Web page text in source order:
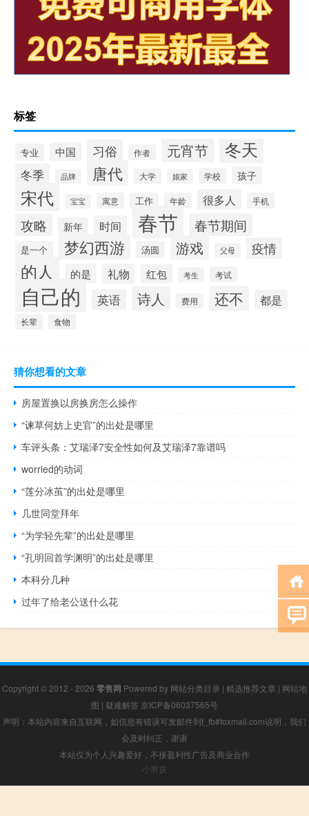
标签
专业 中国 习俗 作者 元宵节 冬天
冬季 品牌 唐代 大学 娘家 学校 孩子
宋代 宝宝 寓意 工作 年龄 很多人 手机
攻略 新年 时间 春节 春节期间
是一个 梦幻西游 汤圆 游戏 父母 疫情
的人 的是 礼物 红包 考生 考试
自己的 英语 诗人 费用 还不 都是
长辈 食物
猜你想看的文章
房屋置换以房换房怎么操作
“谏草何妨上史官”的出处是哪里
车评头条：艾瑞泽7安全性如何及艾瑞泽7靠谱吗
worried的动词
“莲分冰茧”的出处是哪里
几世同堂拜年
“为学轻先辈”的出处是哪里
“孔明回首学渊明”的出处是哪里
本科分几种
过年了给老公送什么花
Copyright © 2012 - 2026 零售网 Powered by 网站分类目录 | 精选推荐文章 | 网站地
图 | 疑难解答 京ICP备06037565号
声明：本站内容来自互联网，如信息有错误可发邮件到f_fb#foxmail.com说明，我们
会及时纠正，谢谢
本站仅为个人兴趣爱好，不接盈利性广告及商业合作
小男孩